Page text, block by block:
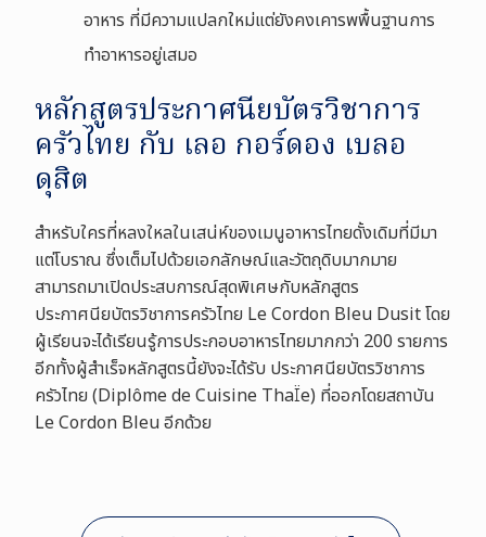
อาหาร ที่มีความแปลกใหม่แต่ยังคงเคารพพื้นฐานการ
ทำอาหารอยู่เสมอ
หลักสูตรประกาศนียบัตรวิชาการ
ครัวไทย กับ เลอ กอร์ดอง เบลอ
ดุสิต
สำหรับใครที่หลงใหลในเสน่ห์ของเมนูอาหารไทยดั้งเดิมที่มีมา
แต่โบราณ ซึ่งเต็มไปด้วยเอกลักษณ์และวัตถุดิบมากมาย
สามารถมาเปิดประสบการณ์สุดพิเศษกับหลักสูตร
ประกาศนียบัตรวิชาการครัวไทย Le Cordon Bleu Dusit โดย
ผู้เรียนจะได้เรียนรู้การประกอบอาหารไทยมากกว่า 200 รายการ
อีกทั้งผู้สำเร็จหลักสูตรนี้ยังจะได้รับ ประกาศนียบัตรวิชาการ
ครัวไทย (Diplôme de Cuisine ThaÏe) ที่ออกโดยสถาบัน
Le Cordon Bleu อีกด้วย